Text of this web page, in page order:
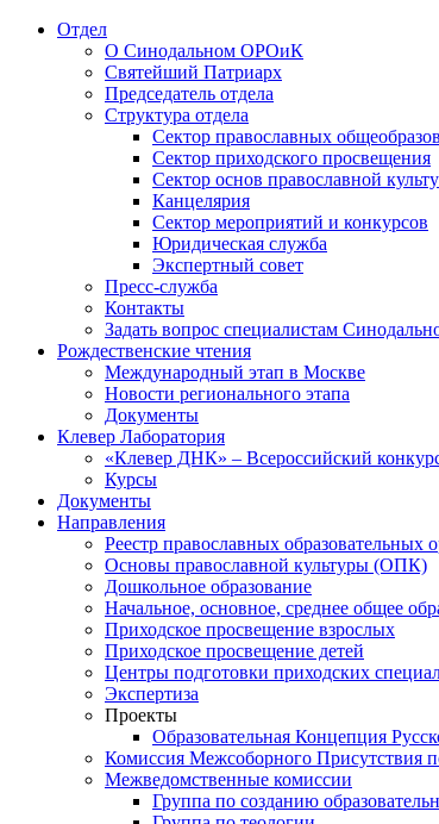
Отдел
О Синодальном ОРОиК
Святейший Патриарх
Председатель отдела
Структура отдела
Сектор православных
Сектор приходского просвещения
Сектор основ православной
Канцелярия
Сектор мероприятий и конкурсов
Юридическая служба
Экспертный совет
Пресс-служба
Контакты
Задать вопрос специалистам
Рождественские чтения
Международный этап в Москве
Новости регионального этапа
Документы
Клевер Лаборатория
«Клевер ДНК» – Всероссийский
Курсы
Документы
Направления
Реестр православных образовательных
Основы православной культуры (ОПК)
Дошкольное образование
Начальное, основное, среднее общее
Приходское просвещение взрослых
Приходское просвещение детей
Центры подготовки приходских
Экспертиза
Проекты
Образовательная Концепция
Комиссия Межсоборного Присутствия
Межведомственные комиссии
Группа по созданию